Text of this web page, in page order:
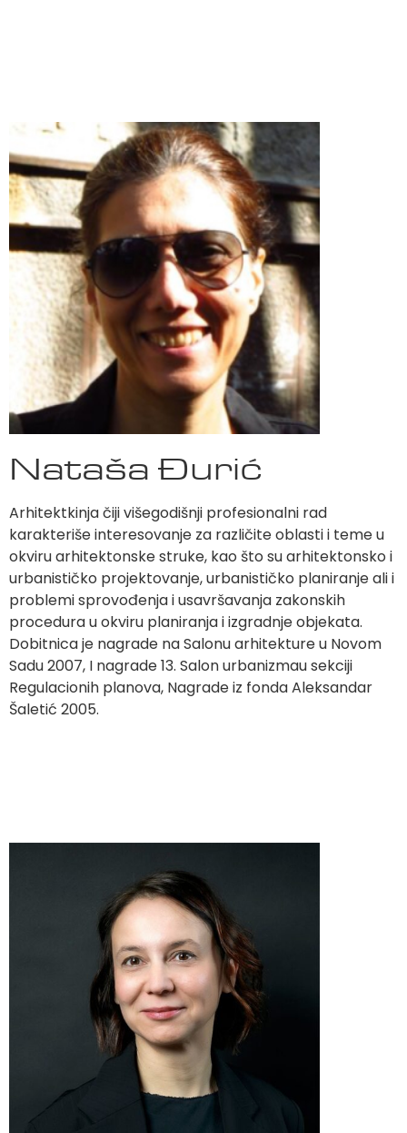
Nataša Đurić
Arhitektkinja čiji višegodišnji profesionalni rad
karakteriše interesovanje za različite oblasti i teme u
okviru arhitektonske struke, kao što su arhitektonsko i
urbanističko projektovanje, urbanističko planiranje ali i
problemi sprovođenja i usavršavanja zakonskih
procedura u okviru planiranja i izgradnje objekata.
Dobitnica je nagrade na Salonu arhitekture u Novom
Sadu 2007, I nagrade 13. Salon urbanizmau sekciji
Regulacionih planova, Nagrade iz fonda Aleksandar
Šaletić 2005.